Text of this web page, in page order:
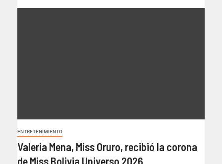
ENTRETENIMIENTO
Valeria Mena, Miss Oruro, recibió la corona
de Miss Bolivia Universo 2026